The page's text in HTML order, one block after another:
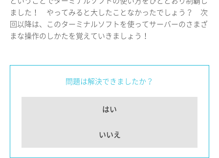
ました！ やってみると大したことなかったでしょう？ 次
回以降は、このターミナルソフトを使ってサーバーのさまざ
まな操作のしかたを覚えていきましょう！
問題は解決できましたか？
はい
いいえ